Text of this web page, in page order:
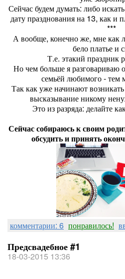
Сейчас будем думать: либо
дату празднования на 13, как и
***
А вообще, конечно же, мне как
бело платье и
Т.е. этакий праздник
Но чем больше я разговариваю
семьёй любимого - тем
Так как уже начинают
высказывание никому
Это из разряда: делайте
Сейчас собираюсь к своим
обсудить и принять
комментарии: 6 понравилось!
Предсвадебное #1
18-03-2015 13:36